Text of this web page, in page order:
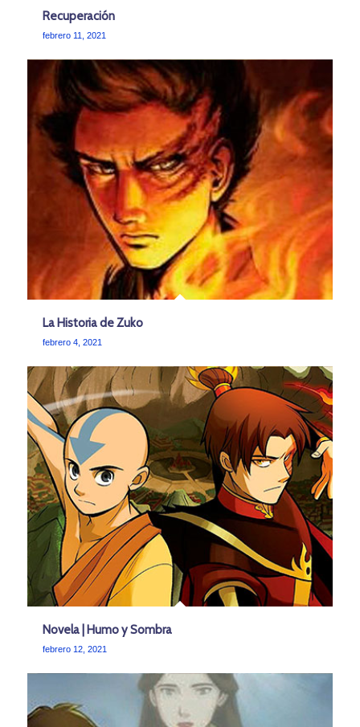
Recuperación
febrero 11, 2021
La Historia de Zuko
febrero 4, 2021
Novela | Humo y Sombra
febrero 12, 2021